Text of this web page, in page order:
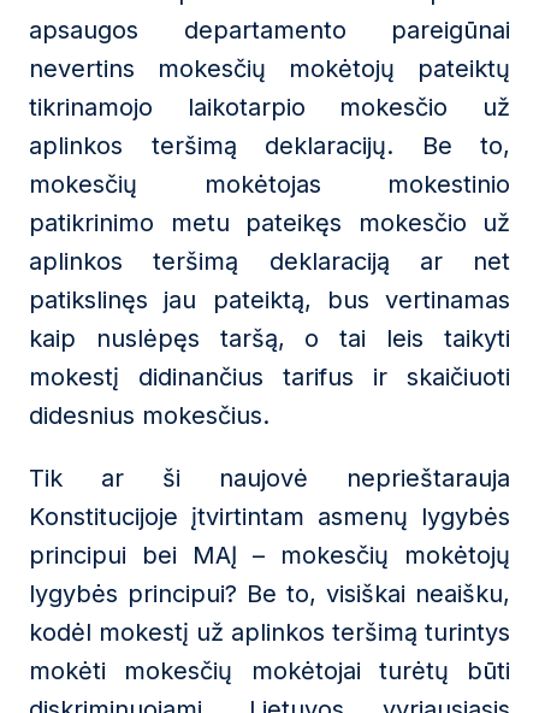
apsaugos departamento pareigūnai
nevertins mokesčių mokėtojų pateiktų
tikrinamojo laikotarpio mokesčio už
aplinkos teršimą deklaracijų. Be to,
mokesčių mokėtojas mokestinio
patikrinimo metu pateikęs mokesčio už
aplinkos teršimą deklaraciją ar net
patikslinęs jau pateiktą, bus vertinamas
kaip nuslėpęs taršą, o tai leis taikyti
mokestį didinančius tarifus ir skaičiuoti
didesnius mokesčius.
Tik ar ši naujovė neprieštarauja
Konstitucijoje įtvirtintam asmenų lygybės
principui bei MAĮ – mokesčių mokėtojų
lygybės principui? Be to, visiškai neaišku,
kodėl mokestį už aplinkos teršimą turintys
mokėti mokesčių mokėtojai turėtų būti